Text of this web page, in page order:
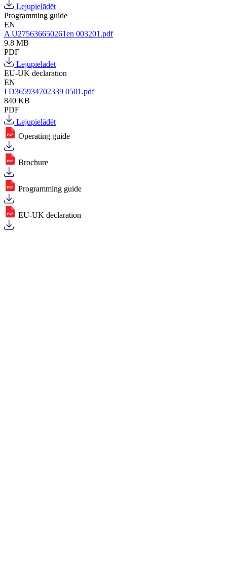
Lejupielādēt
Programming guide
EN
A U275636650261en 003201.pdf
9.8 MB
PDF
Lejupielādēt
EU-UK declaration
EN
I D365934702339 0501.pdf
840 KB
PDF
Lejupielādēt
Operating guide
Brochure
Programming guide
EU-UK declaration